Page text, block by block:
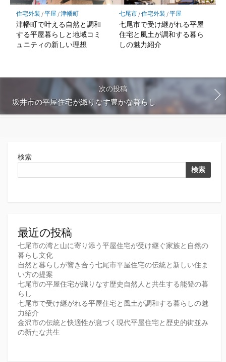
住宅外装 /平屋 /津幡町
津幡町で叶える自然と調和
する平屋暮らしと地域コミ
ュニティの新しい理想
七尾市/住宅外装 /平屋
七尾市で受け継がれる平屋
住宅と風土が調和する暮ら
しの魅力紹介
次の投稿
坂井市の平屋住宅が織りなす豊かな暮らし
検索
検索
最近の投稿
七尾市の湾と山に寄り添う平屋住宅が受け継ぐ家族と自然の
暮らし文化
自然と暮らしが響き合う七尾市平屋住宅の伝統と新しい住ま
い方の提案
七尾市の平屋住宅が織りなす歴史自然人と共生する能登の暮
らし
七尾市で受け継がれる平屋住宅と風土が調和する暮らしの魅
力紹介
金沢市の伝統と快適性が息づく現代平屋住宅と歴史的街並み
の新たな共生